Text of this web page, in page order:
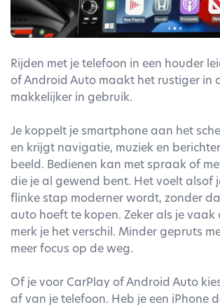
Rijden met je telefoon in een houder
of Android Auto maakt het rustiger in
makkelijker in gebruik.
Je koppelt je smartphone aan het
en krijgt navigatie, muziek en
beeld. Bedienen kan met spraak of
die je al gewend bent. Het voelt alsof
flinke stap moderner wordt, zonder
auto hoeft te kopen. Zeker als je
merk je het verschil. Minder gepruts
meer focus op de weg.
Of je voor CarPlay of Android Auto
af van je telefoon. Heb je een iPhone